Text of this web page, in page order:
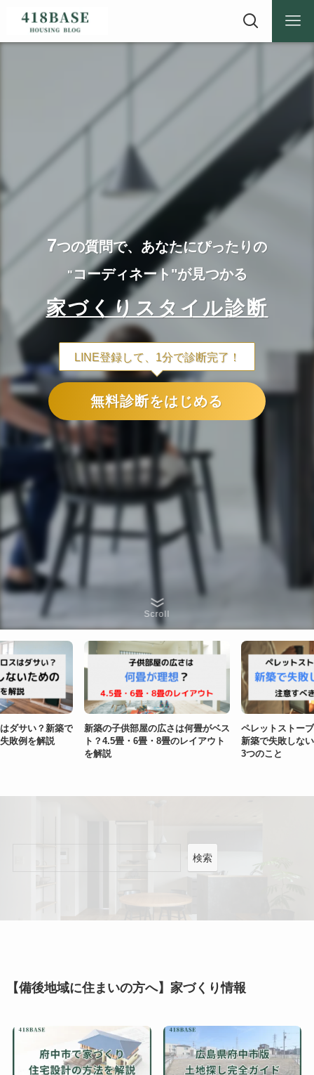
7つの質問で、あなたにぴったりの
" コーディネート"が見つかる
家づくりスタイル診断
LINE登録して、1分で診断完了！
無料診断をはじめる
Scroll
ダサい？新築で
敗例を解説
新築の子供部屋の広さは何畳がベス
ト？4.5畳・6畳・8畳のレイアウト
を解説
ペレットストー
新築で失敗しな
3つのこと
検索
【備後地域に住まいの方へ】家づくり情報